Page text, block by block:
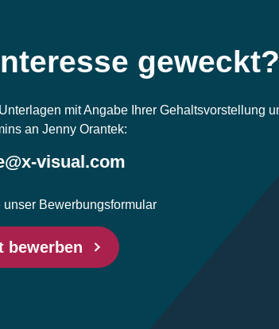
geweckt?
mit Angabe Ihrer Gehaltsvorstellung
an Jenny Orantek:
visual.com
unser Bewerbungsformular
bewerben